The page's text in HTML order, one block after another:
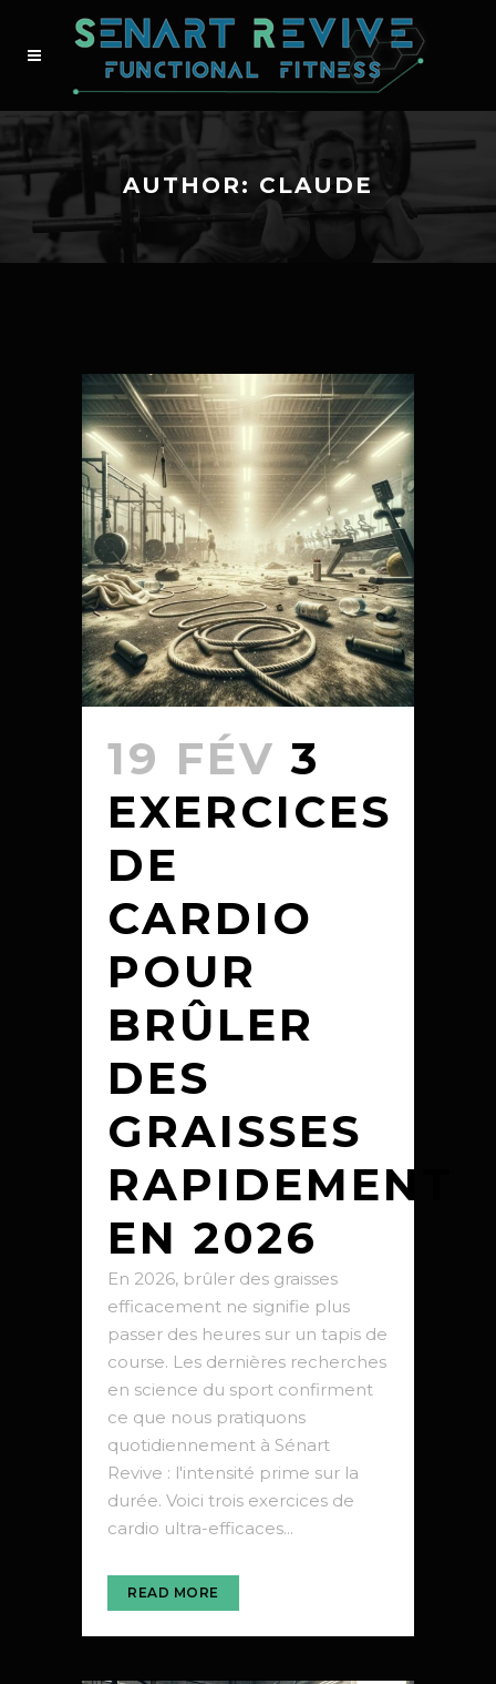
AUTHOR: CLAUDE
19 FÉV 3
EXERCICES
DE
CARDIO
POUR
BRÛLER
DES
GRAISSES
RAPIDEMENT
EN 2026
En 2026, brûler des graisses
efficacement ne signifie plus
passer des heures sur un tapis de
course. Les dernières recherches
en science du sport confirment
ce que nous pratiquons
quotidiennement à Sénart
Revive : l'intensité prime sur la
durée. Voici trois exercices de
cardio ultra-efficaces...
READ MORE